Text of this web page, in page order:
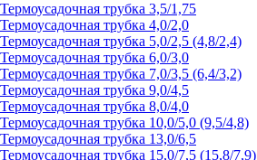
Термоусадочная трубка 3,5/1,75
Термоусадочная трубка 4,0/2,0
Термоусадочная трубка 5,0/2,5 (4,8/2,4)
Термоусадочная трубка 6,0/3,0
Термоусадочная трубка 7,0/3,5 (6,4/3,2)
Термоусадочная трубка 9,0/4,5
Термоусадочная трубка 8,0/4,0
Термоусадочная трубка 10,0/5,0 (9,5/4,8)
Термоусадочная трубка 13,0/6,5
Термоусадочная трубка 15,0/7,5 (15,8/7,9)